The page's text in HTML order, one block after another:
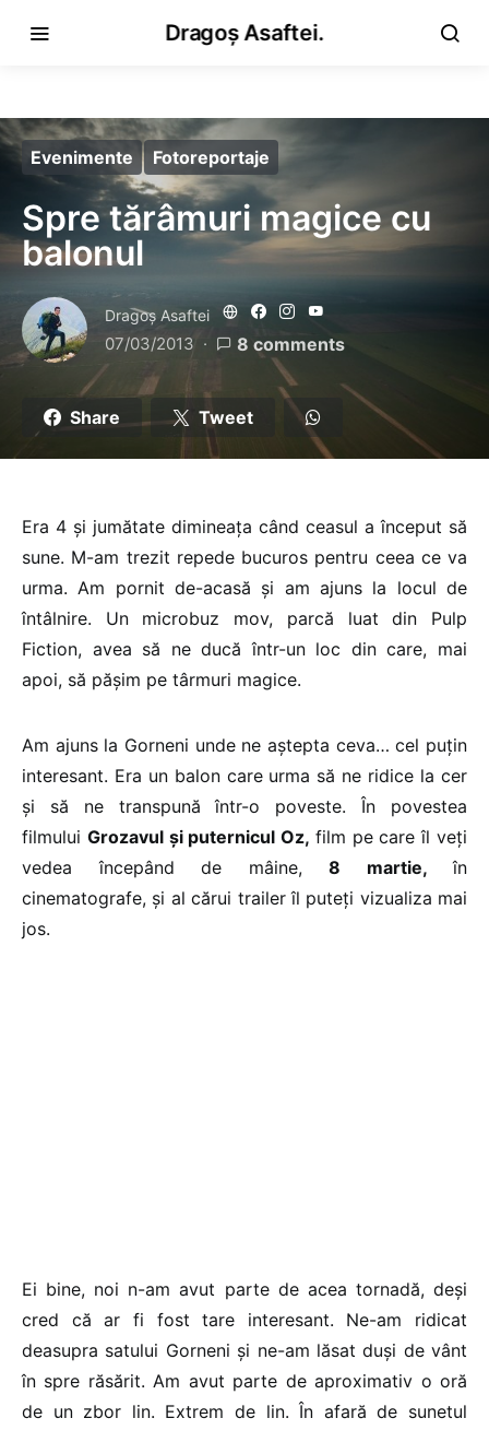
Dragoș Asaftei.
Evenimente Fotoreportaje
Spre tărâmuri magice cu
balonul
Dragoş Asaftei
07/03/2013 8 comments
Share Tweet
Era 4 și jumătate dimineața când ceasul a început să
sune. M-am trezit repede bucuros pentru ceea ce va
urma. Am pornit de-acasă și am ajuns la locul de
întâlnire. Un microbuz mov, parcă luat din Pulp
Fiction, avea să ne ducă într-un loc din care, mai
apoi, să pășim pe târmuri magice.
Am ajuns la Gorneni unde ne aștepta ceva… cel puțin
interesant. Era un balon care urma să ne ridice la cer
și să ne transpună într-o poveste. În povestea
filmului Grozavul și puternicul Oz, film pe care îl veți
vedea începând de mâine, 8 martie,în
cinematografe, și al cărui trailer îl puteți vizualiza mai
jos.
Ei bine, noi n-am avut parte de acea tornadă, deși
cred că ar fi fost tare interesant. Ne-am ridicat
deasupra satului Gorneni și ne-am lăsat duși de vânt
în spre răsărit. Am avut parte de aproximativ o oră
de un zbor lin. Extrem de lin. În afară de sunetul